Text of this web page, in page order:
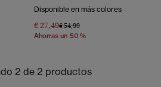
Disponible en más colores
€ 27,49Precio rebajado de
€ 54,99a
Ahorras un 50 %
2 de 2 productos